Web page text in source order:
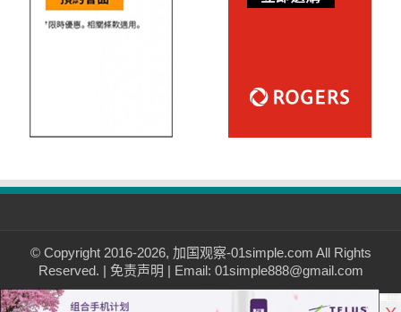
© Copyright 2016-2026, 加国观察-01simple.com All Rights
Reserved. | 免责声明 | Email: 01simple888@gmail.com